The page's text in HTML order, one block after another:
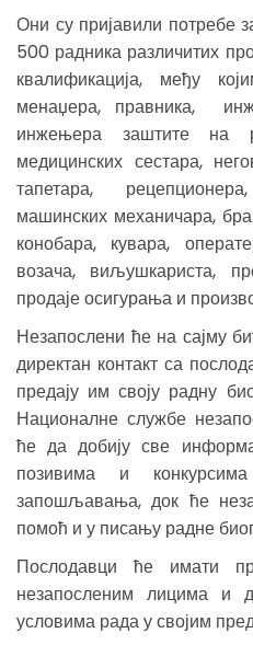
Они су пријавили
500 радника различитих
квалификација, међу
менаџера, правника,
инжењера заштите на
медицинских сестара,
тапетара,
машинских механичара,
конобара, кувара,
возача, виљушкариста,
продаје осигурања и
Незапослени ће на сајму
директан контакт са
предају им своју радну
Националне службе
ће да добију све
позивима и
запошљавања, док ће
помоћ и у писању радне
Послодавци ће имати
незапосленим лицима и
условима рада у својим